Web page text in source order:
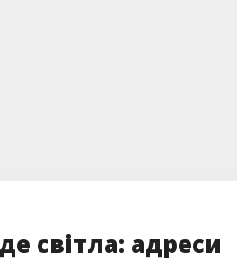
світла: адреси